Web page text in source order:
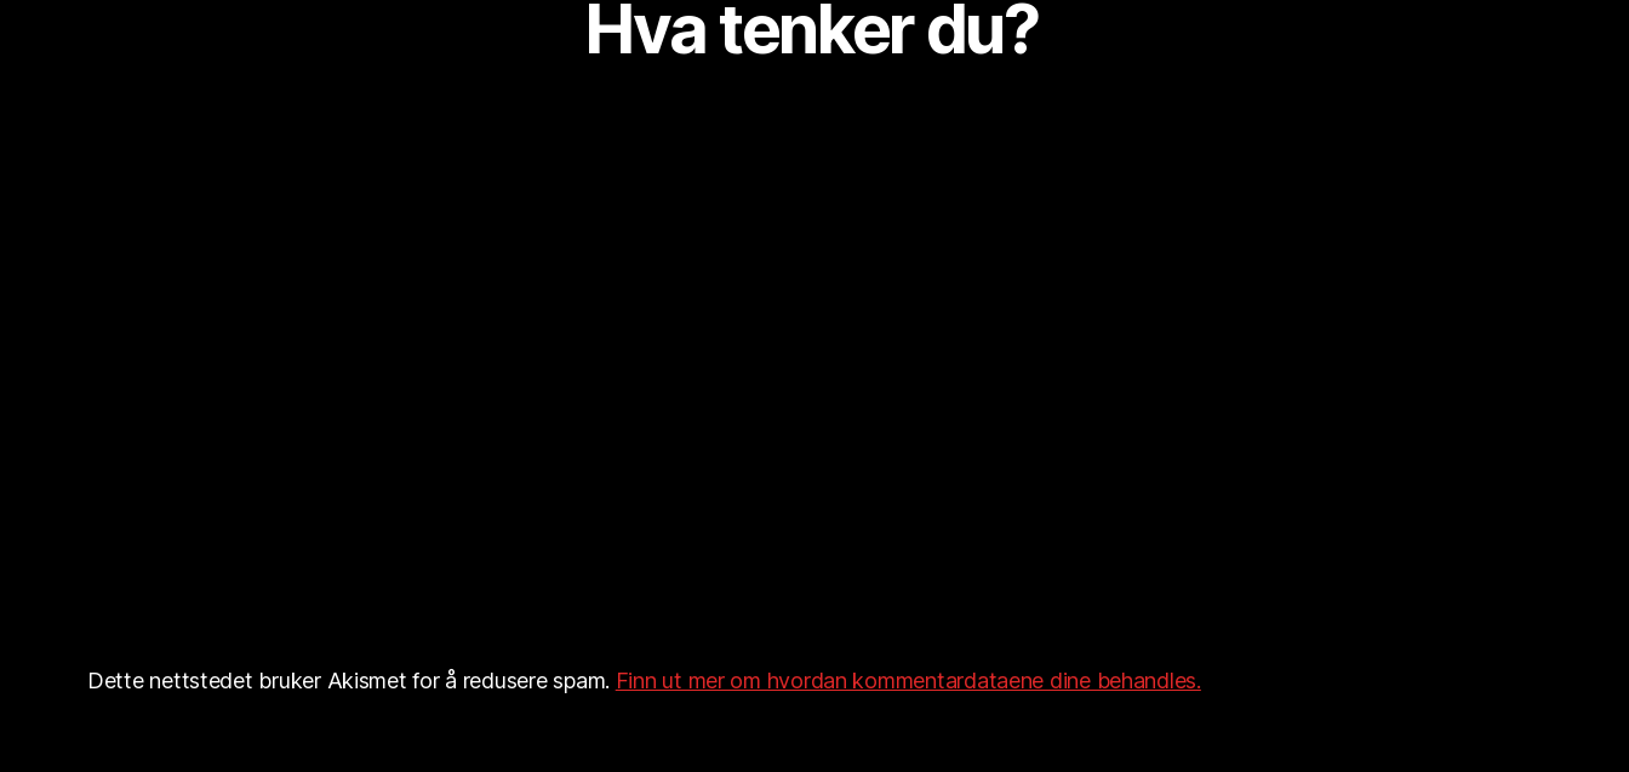
Hva tenker du?
Dette nettstedet bruker Akismet for å redusere spam. Finn ut mer om hvordan kommentardataene dine behandles.